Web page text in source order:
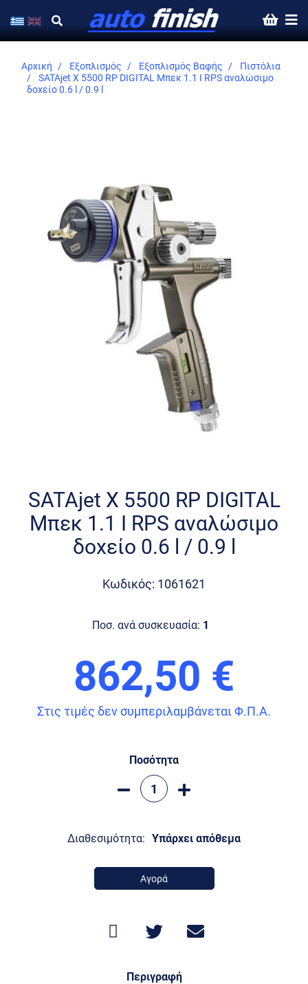
Αρχική Εξοπλισμός Εξοπλισμός Βαφής
Πιστόλια
SATAjet X 5500 RP DIGITAL Μπεκ 1.1 I RPS αναλώσιμο
δοχείο 0.6 l / 0.9 l
beginning
SATAjet X 5500 RP DIGITAL
Μπεκ 1.1 I RPS αναλώσιμο
δοχείο 0.6 l / 0.9 l
Κωδικός: 1061621
Ποσ. ανά συσκευασία: 1
862,50 €
Στις τιμές δεν συμπεριλαμβάνεται Φ.Π.Α.
Ποσότητα
Διαθεσιμότητα: Υπάρχει απόθεμα
Αγορά
Περιγραφή